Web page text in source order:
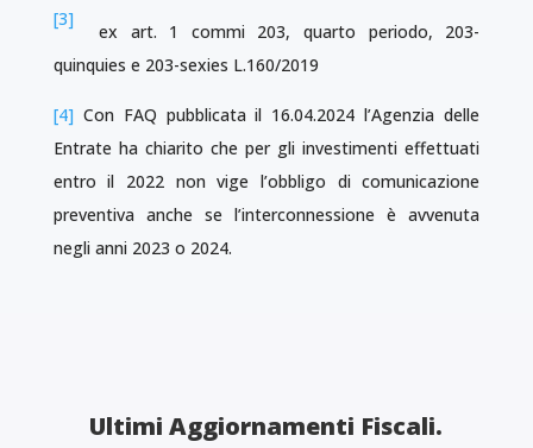
[3]
ex art. 1 commi 203, quarto periodo, 203-
quinquies e 203-sexies L.160/2019
[4] Con FAQ pubblicata il 16.04.2024 l’Agenzia delle
Entrate ha chiarito che per gli investimenti effettuati
entro il 2022 non vige l’obbligo di comunicazione
preventiva anche se l’interconnessione è avvenuta
negli anni 2023 o 2024.
Ultimi Aggiornamenti Fiscali.